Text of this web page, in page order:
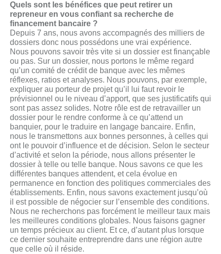
Quels sont les bénéfices que peut retirer un
repreneur en vous confiant sa recherche de
financement bancaire ?
Depuis 7 ans, nous avons accompagnés des milliers de
dossiers donc nous possédons une vrai expérience.
Nous pouvons savoir très vite si un dossier est finançable
ou pas. Sur un dossier, nous portons le même regard
qu’un comité de crédit de banque avec les mêmes
réflexes, ratios et analyses. Nous pouvons, par exemple,
expliquer au porteur de projet qu’il lui faut revoir le
prévisionnel ou le niveau d’apport, que ses justificatifs qui
sont pas assez solides. Notre rôle est de retravailler un
dossier pour le rendre conforme à ce qu’attend un
banquier, pour le traduire en langage bancaire. Enfin,
nous le transmettons aux bonnes personnes, à celles qui
ont le pouvoir d’influence et de décision. Selon le secteur
d’activité et selon la période, nous allons présenter le
dossier à telle ou telle banque. Nous savons ce que les
différentes banques attendent, et cela évolue en
permanence en fonction des politiques commerciales des
établissements. Enfin, nous savons exactement jusqu’où
il est possible de négocier sur l’ensemble des conditions.
Nous ne recherchons pas forcément le meilleur taux mais
les meilleures conditions globales. Nous faisons gagner
un temps précieux au client. Et ce, d’autant plus lorsque
ce dernier souhaite entreprendre dans une région autre
que celle où il réside.